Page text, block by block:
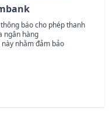
báo cho phép thanh
ngân hàng
nhằm đảm bảo